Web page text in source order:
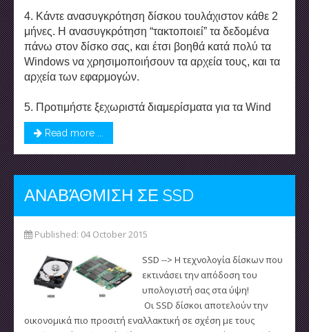
4. Κάντε ανασυγκρότηση δίσκου τουλάχιστον κάθε 2
μήνες. Η ανασυγκρότηση “τακτοποιεί” τα δεδομένα
πάνω στον δίσκο σας, και έτσι βοηθά κατά πολύ τα
Windows να χρησιμοποιήσουν τα αρχεία τους, και τα
αρχεία των εφαρμογών.
5. Προτιμήστε ξεχωριστά διαμερίσματα για τα Wind
Read more ...
ΑΝΑΒΆΘΜΙΣΗ ΣΕ SSD
Published: 04 October 2015
SSD --> Η τεχνολογία δίσκων που
εκτινάσει την απόδοση του
υπολογιστή σας στα ύψη!
Οι SSD δίσκοι αποτελούν την
οικονομικά πιο προσιτή εναλλακτική σε σχέση με τους